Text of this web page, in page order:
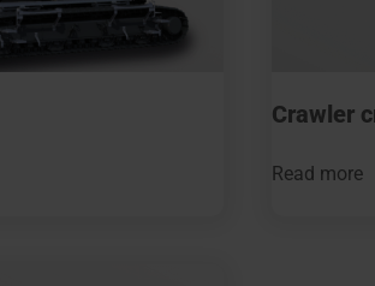
Crawler
Read more